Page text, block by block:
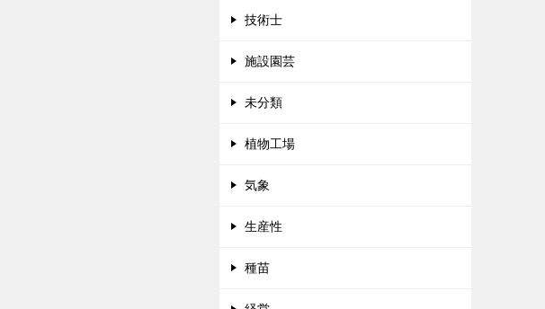
技術士
施設園芸
未分類
植物工場
気象
生産性
種苗